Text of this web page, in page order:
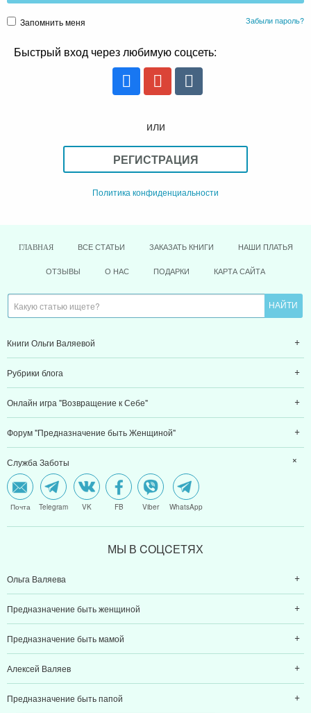
Запомнить меня Забыли пароль?
Быстрый вход через любимую соцсеть:
или
РЕГИСТРАЦИЯ
Политика конфиденциальности
ГЛАВНАЯ ВСЕ СТАТЬИ ЗАКАЗАТЬ КНИГИ НАШИ ПЛАТЬЯ
ОТЗЫВЫ О НАС ПОДАРКИ КАРТА САЙТА
Книги Ольги Валяевой
Рубрики блога
Онлайн игра "Возвращение к Себе"
Форум "Предназначение быть Женщиной"
Служба Заботы
Почта Telegram VK FB Viber WhatsApp
МЫ В CОЦCЕТЯХ
Ольга Валяева
Предназначение быть женщиной
Предназначение быть мамой
Алексей Валяев
Предназначение быть папой